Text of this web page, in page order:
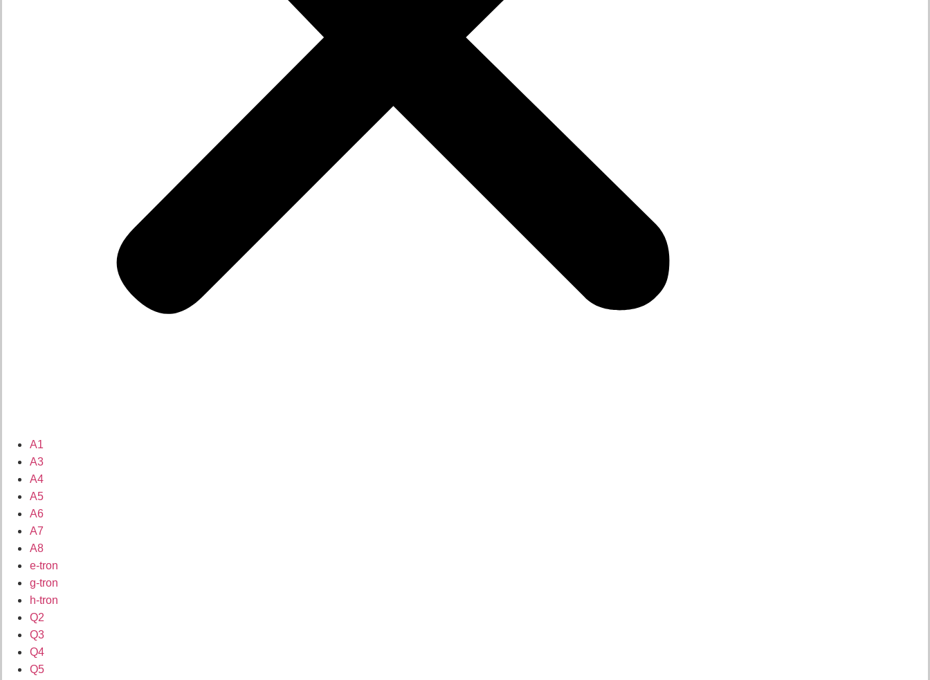
A1
A3
A4
A5
A6
A7
A8
e-tron
g-tron
h-tron
Q2
Q3
Q4
Q5